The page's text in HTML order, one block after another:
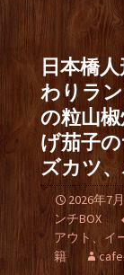
日本橋
わりラ
の粒山
げ茄子
ズカツ
2026年7
ンチBOX
アウト、イ
籍